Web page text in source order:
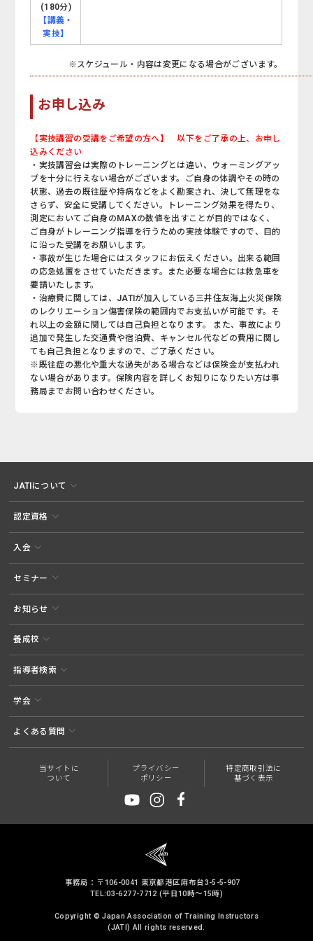
(180分)
【講義・
実技】
※スケジュール・内容は変更になる場合がございます。
お申し込み
【実技講習の受講をご希望の方へ】
以下をご了承の上、お申し
込みください
・実技講習会は実際のトレーニングとは違い、ウォーミングアッ
プを十分に行えない場合がございます。ご自身の体調やその時の
状態、過去の既往歴や持病などをよく勘案され、決して無理をな
さらず、安全に受講してください。トレーニング効果を得たり、
測定においてご自身のMAXの数値を出すことが目的ではなく、
ご自身がトレーニング指導を行うための実技体験ですので、目的
に沿った受講をお願いします。
・事故が生じた場合にはスタッフにお伝えください。出来る範囲
の応急処置をさせていただきます。また必要な場合には救急車を
要請いたします。
・治療費に関しては、JATIが加入している三井住友海上火災保険
のレクリエーション傷害保険の範囲内でお支払いが可能です。そ
れ以上の金額に関しては自己負担となります。 また、事故により
追加で発生した交通費や宿泊費、キャンセル代などの費用に関し
ても自己負担となりますので、ご了承ください。
※既往症の悪化や重大な過失がある場合などは保険金が支払われ
ない場合があります。保険内容を詳しくお知りになりたい方は事
務局までお問い合わせください。
JATIについて
認定資格
入会
セミナー
お知らせ
養成校
指導者検索
学会
よくある質問
当サイトに
ついて
プライバシー
ポリシー
特定商取引法に
基づく表示
事務局：〒106-0041 東京都港区麻布台3-5-5-907
TEL:03-6277-7712 (平日10時～15時)
Copyright © Japan Association of Training Instructors
(JATI) All rights reserved.